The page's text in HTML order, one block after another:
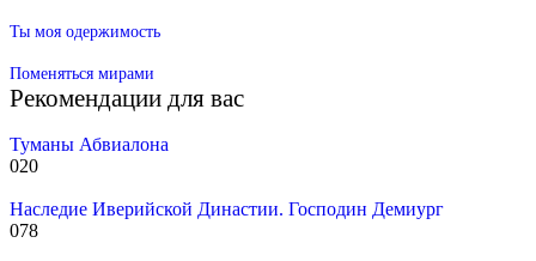
Ты моя одержимость
Поменяться мирами
Рекомендации для вас
Туманы Абвиалона
020
Наследие Иверийской Династии. Господин Демиург
078